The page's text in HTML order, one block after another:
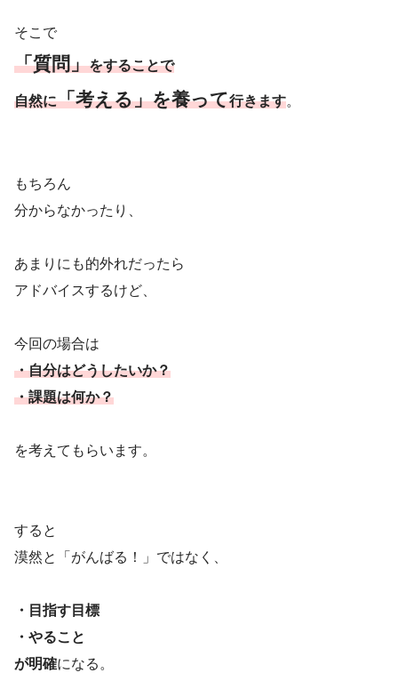
そこで
「質問」をすることで
自然に「考える」を養って行きます。
もちろん
分からなかったり、
あまりにも的外れだったら
アドバイスするけど、
今回の場合は
・自分はどうしたいか？
・課題は何か？
を考えてもらいます。
すると
漠然と「がんばる！」ではなく、
・目指す目標
・やること
が明確になる。